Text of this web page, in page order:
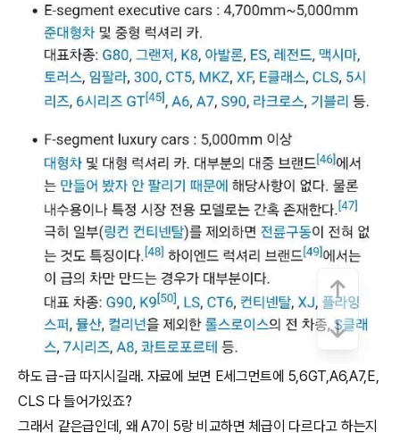
하도 급-급 따지시길래. 자료에 보면 E세그먼트에 5,6GT,A6,A7,E,
CLS 다 들어가있죠?
그래서 같은급인데, 왜 A7이 5랑 비교하면 체급이 다르다고 하는지